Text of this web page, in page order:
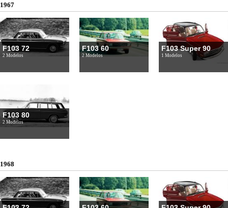
1967
F103 72
2 Modelos
F103 60
2 Modelos
F103 Super 90
1 Modelos
F103 80
2 Modelos
1968